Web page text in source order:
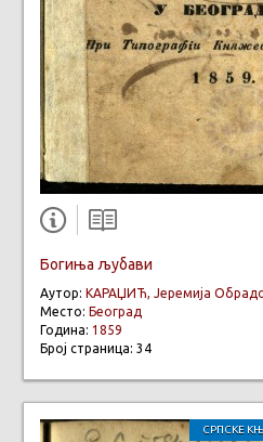
Богиња љубави
Аутор: КАРАЏИЋ, Јеремија
Место: Београд
Година: 1859
Број страница: 34
СРПСКЕ